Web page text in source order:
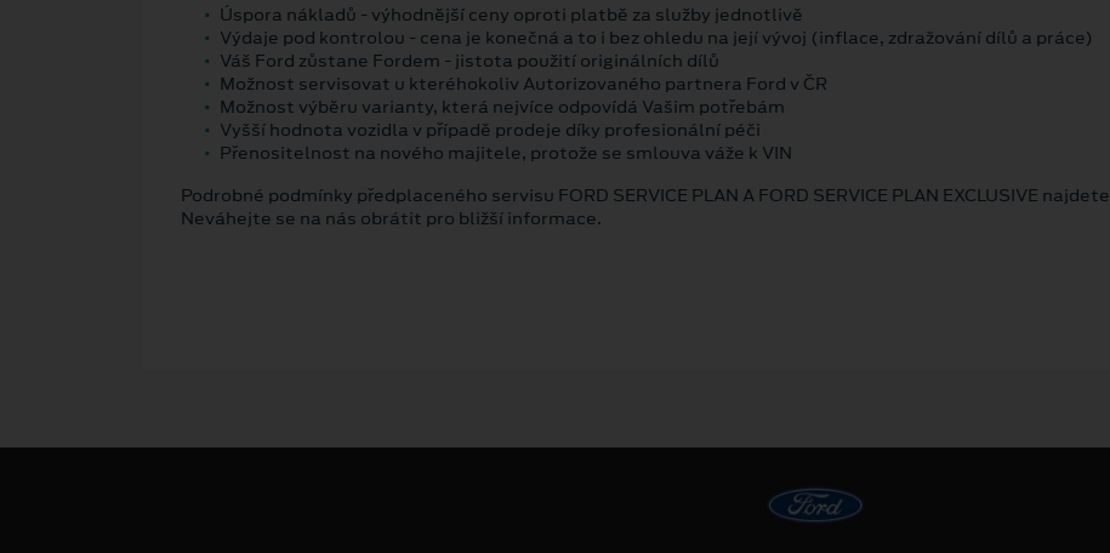
Úspora nákladů - výhodnější ceny oproti platbě za služby jednotlivě
Výdaje pod kontrolou - cena je konečná a to i bez ohledu na její vývoj (inflace, zdražování dílů a práce)
Váš Ford zůstane Fordem - jistota použití originálních dílů
Možnost servisovat u kteréhokoliv Autorizovaného partnera Ford v ČR
Možnost výběru varianty, která nejvíce odpovídá Vašim potřebám
Vyšší hodnota vozidla v případě prodeje díky profesionální péči
Přenositelnost na nového majitele, protože se smlouva váže k VIN
Podrobné podmínky předplaceného servisu FORD SERVICE PLAN A FORD SERVICE PLAN EXCLUSIVE najdete
Neváhejte se na nás obrátit pro bližší informace.